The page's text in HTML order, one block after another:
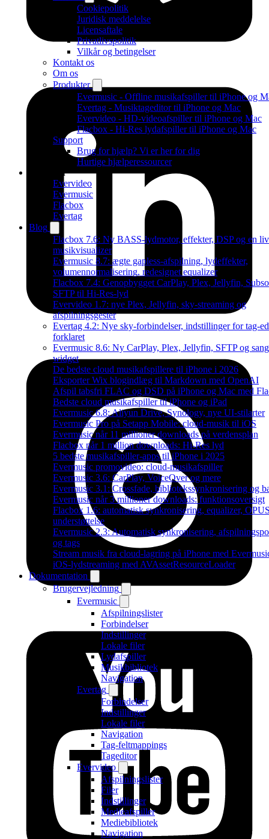
Cookiepolitik
Juridisk meddelelse
Licensaftale
Privatlivspolitik
Vilkår og betingelser
Kontakt os
Om os
Produkter
Evermusic - Offline musikafspiller til iPhone og
Evertag - Musiktageditor til iPhone og Mac
Evervideo - HD-videoafspiller til iPhone og Mac
Flacbox - Hi-Res lydafspiller til iPhone og Mac
Support
Brug for hjælp? Vi er her for dig
Hurtige hjælperessourcer
Produkter
Evervideo
Evermusic
Flacbox
Evertag
Blog
Flacbox 7.6: Ny BASS-lydmotor, effekter, DSP og en
musikvisualizer
Evermusic 8.7: ægte gapless-afspilning, lydeffekter,
volumennormalisering, redesignet equalizer
Flacbox 7.4: Genopbygget CarPlay, Plex, Jellyfin,
SFTP til Hi-Res-lyd
Evervideo 1.7: nye Plex, Jellyfin, sky-streaming og
afspilningsgester
Evertag 4.2: Nye sky-forbindelser, indstillinger for tag-
forklaret
Evermusic 8.6: Ny CarPlay, Plex, Jellyfin, SFTP og
widget
De bedste cloud musikafspillere til iPhone i 2026
Eksporter Wix blogindlæg til Markdown med OpenAI
Afspil tabsfri FLAC og DSD på iPhone og Mac med
Bedste cloud musikafspiller til iPhone og iPad
Evermusic 6.8: Aliyun Drive, Synology, nye UI-stilarter
Evermusic Pro på Setapp Mobile: cloud-musik til iOS
Evermusic når 11 millioner downloads på verdensplan
Flacbox når 1 million downloads: Hi-Res lyd
5 bedste musikafspiller-apps til iPhone i 2025
Evermusic promovideo: cloud-musikafspiller
Evermusic 3.6: CarPlay, VoiceOver og mere
Evermusic 3.1: Crossfade, bibliotekssynkronisering og
Evermusic når 3 millioner downloads: funktionsoversigt
Flacbox 1.6: automatisk synkronisering, equalizer,
understøttelse
Evermusic 2.3: Automatisk synkronisering,
og tags
Stream musik fra cloud-lagring på iPhone med
iOS-lydstreaming med AVAssetResourceLoader
Dokumentation
Brugervejledning
Evermusic
Afspilningslister
Forbindelser
Indstillinger
Lokale filer
Lydafspiller
Musikbibliotek
Navigation
Evertag
Forbindelser
Indstillinger
Lokale filer
Navigation
Tag-feltmappings
Tageditor
Evervideo
Afspilningslister
Filer
Indstillinger
Medieafspiller
Mediebibliotek
Navigation